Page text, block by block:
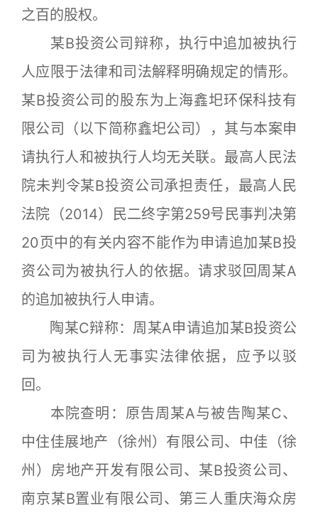
之百的股权。
某B投资公司辩称，执行中追加被执行
人应限于法律和司法解释明确规定的情形。
某B投资公司的股东为上海鑫圯环保科技有
限公司（以下简称鑫圯公司），其与本案申
请执行人和被执行人均无关联。最高人民法
院未判令某B投资公司承担责任，最高人民
法院（2014）民二终字第259号民事判决第
20页中的有关内容不能作为申请追加某B投
资公司为被执行人的依据。请求驳回周某A
的追加被执行人申请。
陶某C辩称：周某A申请追加某B投资公
司为被执行人无事实法律依据，应予以驳
回。
本院查明：原告周某A与被告陶某C、
中住佳展地产（徐州）有限公司、中佳（徐
州）房地产开发有限公司、某B投资公司、
南京某B置业有限公司、第三人重庆海众房